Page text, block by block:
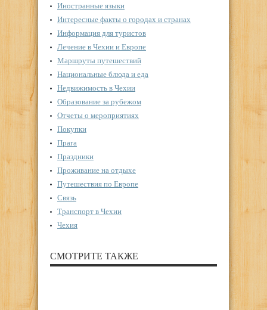
Иностранные языки
Интересные факты о городах и странах
Информация для туристов
Лечение в Чехии и Европе
Маршруты путешествий
Национальные блюда и еда
Недвижимость в Чехии
Образование за рубежом
Отчеты о мероприятиях
Покупки
Прага
Праздники
Проживание на отдыхе
Путешествия по Европе
Связь
Транспорт в Чехии
Чехия
СМОТРИТЕ ТАКЖЕ